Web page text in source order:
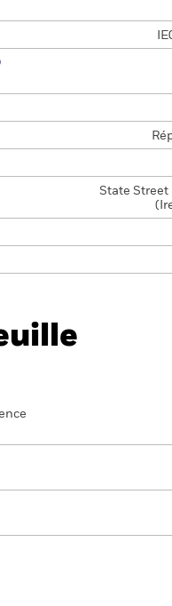
State Street